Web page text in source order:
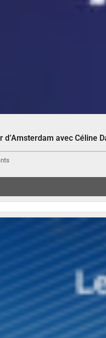
d’Amsterdam avec Céline